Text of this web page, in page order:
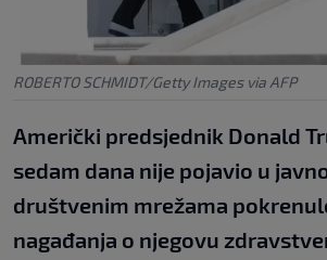
ROBERTO SCHMIDT/Getty Images via AFP
Američki predsjednik Donald
sedam dana nije pojavio u
društvenim mrežama
nagađanja o njegovu